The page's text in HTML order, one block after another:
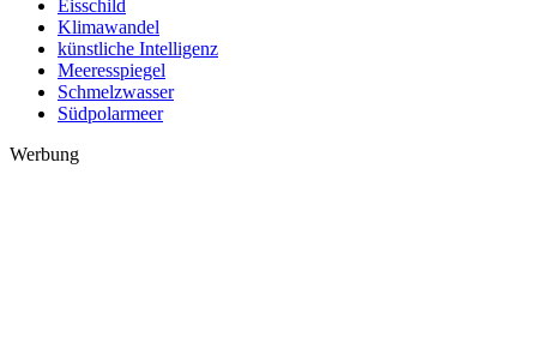
Eisschild
Klimawandel
künstliche Intelligenz
Meeresspiegel
Schmelzwasser
Südpolarmeer
Werbung